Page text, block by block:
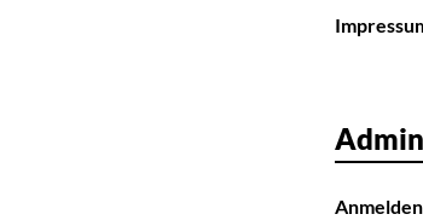
Admin
Anmelden